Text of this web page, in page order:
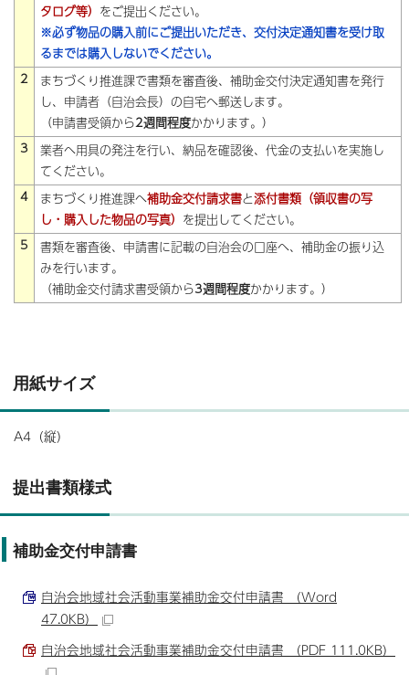
タログ等） をご提出ください。
※必ず物品の購入前にご提出いただき、交付決定通知書を受け取
るまでは購入しないでください。
2
まちづくり推進課で書類を審査後、補助金交付決定通知書を発行
し、申請者（自治会長）の自宅へ郵送します。
（申請書受領から2週間程度かかります。）
3
業者へ用具の発注を行い、納品を確認後、代金の支払いを実施し
てください。
4
まちづくり推進課へ補助金交付請求書と添付書類（領収書の写
し・購入した物品の写真） を提出してください。
5
書類を審査後、申請書に記載の自治会の口座へ、補助金の振り込
みを行います。
（補助金交付請求書受領から3週間程度かかります。）
用紙サイズ
A4（縦）
提出書類様式
補助金交付申請書
自治会地域社会活動事業補助金交付申請書 （Word
47.0KB）
自治会地域社会活動事業補助金交付申請書 （PDF 111.0KB）